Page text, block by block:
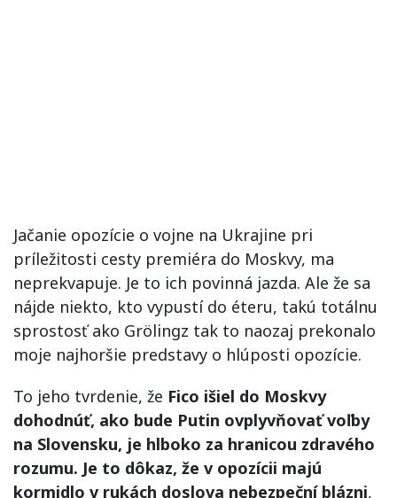
Jačanie opozície o vojne na Ukrajine pri
príležitosti cesty premiéra do Moskvy, ma
neprekvapuje. Je to ich povinná jazda. Ale že sa
nájde niekto, kto vypustí do éteru, takú totálnu
sprostosť ako Grölingz tak to naozaj prekonalo
moje najhoršie predstavy o hlúposti opozície.
To jeho tvrdenie, že Fico išiel do Moskvy
dohodnúť, ako bude Putin ovplyvňovať voľby
na Slovensku, je hlboko za hranicou zdravého
rozumu. Je to dôkaz, že v opozícii majú
kormidlo v rukách doslova nebezpeční blázni,